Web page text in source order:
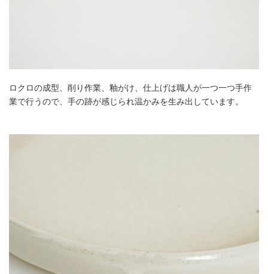
ロクロの成型、削り作業、釉がけ、仕上げは職人が一つ一つ手作
業で行うので、手の跡が感じられ温かみを生み出しています。